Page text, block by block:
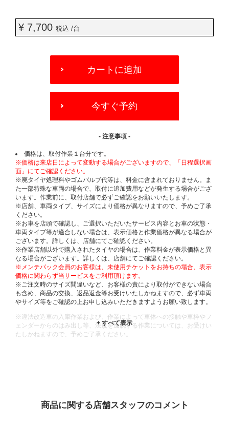
¥ 7,700 税込 /台
OPTIONS
カートに追加
今すぐ予約
- 注意事項 -
価格は、取付作業１台分です。
※価格は来店日によって変動する場合がございますので、「日程選択画
面」にてご確認ください。
※廃タイヤ処理料やゴムバルブ代等は、料金に含まれておりません。ま
た一部特殊な車両の場合で、取付に追加費用などが発生する場合がござ
います。作業前に、取付店舗で必ずご確認をお願いいたします。
※店舗、車両タイプ、サイズにより価格が異なりますので、予めご了承
ください。
※お車を店頭で確認し、ご選択いただいたサービス内容とお車の状態・
車両タイプ等が適合しない場合は、表示価格と作業価格が異なる場合が
ございます。詳しくは、店舗にてご確認ください。
※作業店舗以外で購入されたタイヤの場合は、作業料金が表示価格と異
なる場合がございます。詳しくは、店舗にてご確認ください。
※メンテパック会員のお客様は、未使用チケットをお持ちの場合、表示
価格に関わらず当サービスをご利用頂けます。
※ご注文時のサイズ間違いなど、お客様の責により取付ができない場合
も含め、商品の交換、返品返金等お受けいたしかねますので、必ず車両
やサイズ等をご確認の上お申し込みいただきますようお願い致します。
※違法改造車の入庫作業および、作業によって車体への接触や車枠やフ
ェンダーからのはみ出し等、法規を逸脱する作業については、お受けい
たしかねますので、予めご了承ください。
商品に関する店舗スタッフのコメント